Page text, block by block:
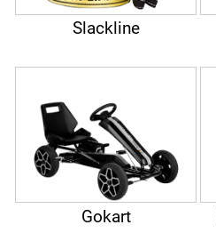
Slackline
Gokart